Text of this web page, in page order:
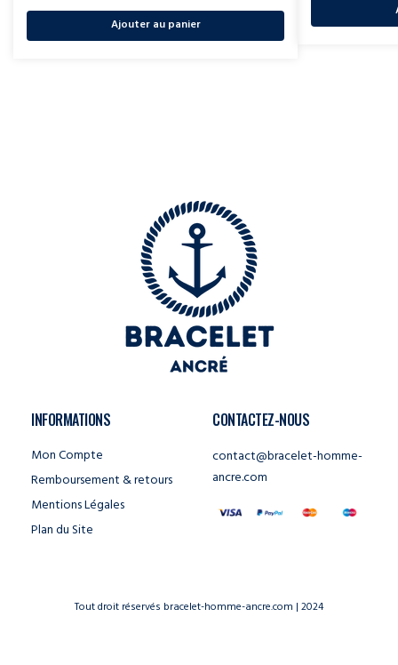
Ajouter au panier
INFORMATIONS
Mon Compte
Remboursement & retours
Mentions Légales
Plan du Site
CONTACTEZ-NOUS
contact@bracelet-homme-
ancre.com
Tout droit réservés bracelet-homme-ancre.com | 2024